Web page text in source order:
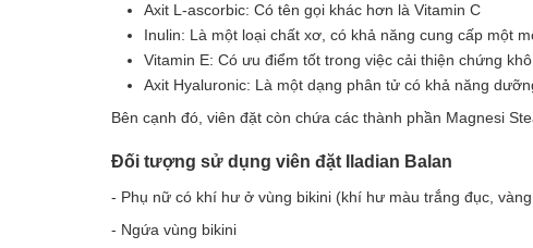
Axit L-ascorbic: Có tên gọi khác hơn là Vitamin C
Inulin: Là một loại chất xơ, có khả năng cung cấp một
Vitamin E: Có ưu điểm tốt trong việc cải thiện chứng
Axit Hyaluronic: Là một dạng phân tử có khả năng
Bên cạnh đó, viên đặt còn chứa các thành phần Magnesi
Đối tượng sử dụng viên đặt Iladian Balan
- Phụ nữ có khí hư ở vùng bikini (khí hư màu trắng đục,
- Ngứa vùng bikini